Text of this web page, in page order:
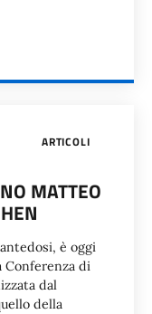
ARTICOLI
MATTEO
è oggi
Conferenza di
dal
della